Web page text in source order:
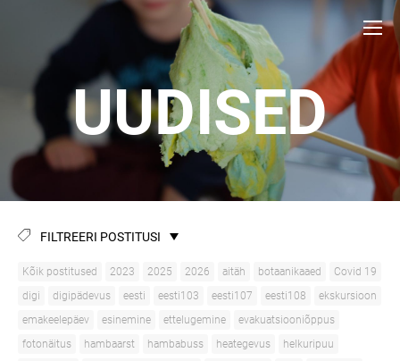
UUDISED
FILTREERI POSTITUSI
Kõik postitused 2023 2025 2026 aitäh botaanikaaed
Covid 19
digi
digipädevus eesti eesti103 eesti107 eesti108
ekskursioon
emakeelepäev
esinemine ettelugemine
evakuatsiooniõppus
fotonäitus
hambaarst hambabuss heategevus
helkuripuu